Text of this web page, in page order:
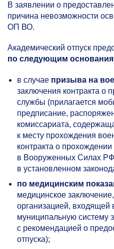
В заявлении о
причина невозможности
ОП ВО.
Академический отпуск
по следующим
в случае призыва на
заключения контракта о
службы (прилагается
предписание,
комиссариата,
к месту прохождения
контракта о
в Вооруженных Силах
в установленном
по медицинским
медицинское
организацией, входящей
муниципальную систему
с рекомендацией о
отпуска);